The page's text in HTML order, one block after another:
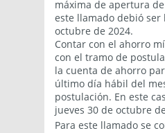
máxima de apertura
este llamado debió ser
octubre de 2024.
Contar con el ahorro
con el tramo de
la cuenta de ahorro
último día hábil del
postulación. En este
jueves 30 de octubre
Para este llamado se